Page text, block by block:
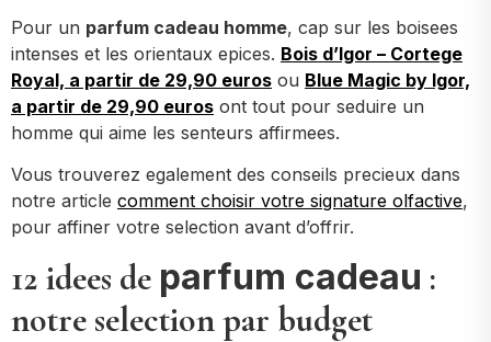
Pour un parfum cadeau homme, cap sur les boisees
intenses et les orientaux epices. Bois d’Igor – Cortege
Royal, a partir de 29,90 euros ou Blue Magic by Igor,
a partir de 29,90 euros ont tout pour seduire un
homme qui aime les senteurs affirmees.
Vous trouverez egalement des conseils precieux dans
notre article comment choisir votre signature olfactive,
pour affiner votre selection avant d’offrir.
12 idees de parfum cadeau :
notre selection par budget